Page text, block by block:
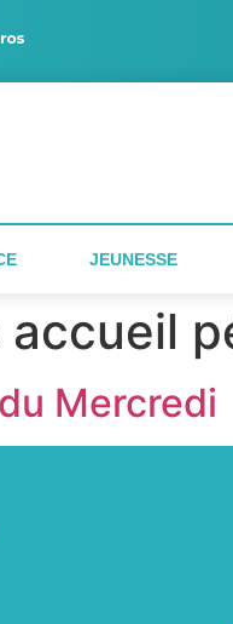
JEUNESSE
Mercredi